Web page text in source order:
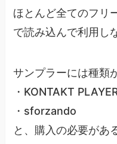
ほとんど全てのフリ
で読み込んで利用し
サンプラーには種類
・KONTAKT
・sforzando
と、購入の必要があ